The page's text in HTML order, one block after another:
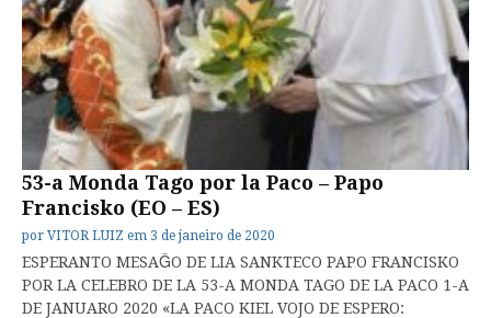
53-a Monda Tago por la Paco – Papo
Francisko (EO – ES)
por VITOR LUIZ em 3 de janeiro de 2020
ESPERANTO MESAĜO DE LIA SANKTECO PAPO FRANCISKO
POR LA CELEBRO DE LA 53-A MONDA TAGO DE LA PACO 1-A
DE JANUARO 2020 «LA PACO KIEL VOJO DE ESPERO: